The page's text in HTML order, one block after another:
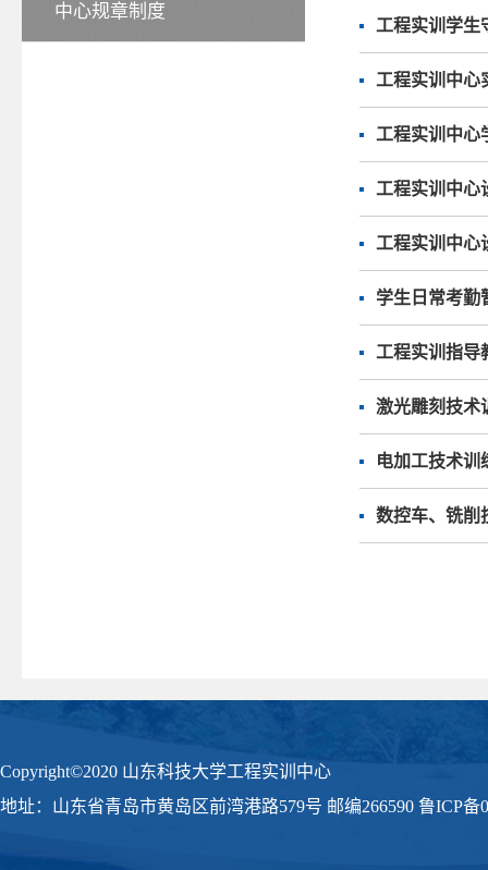
中心规章制度
工程实训学生
工程实训中心
工程实训中心
工程实训中心
工程实训中心
学生日常考勤
工程实训指导
激光雕刻技术
电加工技术训
数控车、铣削
Copyright©2020 山东科技大学工程实训中心
地址：山东省青岛市黄岛区前湾港路579号 邮编266590 鲁ICP备